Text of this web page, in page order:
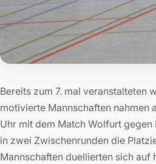
Bereits zum 7. mal veranstalteten
motivierte Mannschaften nahmen
Uhr mit dem Match Wolfurt
in zwei Zwischenrunden die
Mannschaften duellierten sich auf